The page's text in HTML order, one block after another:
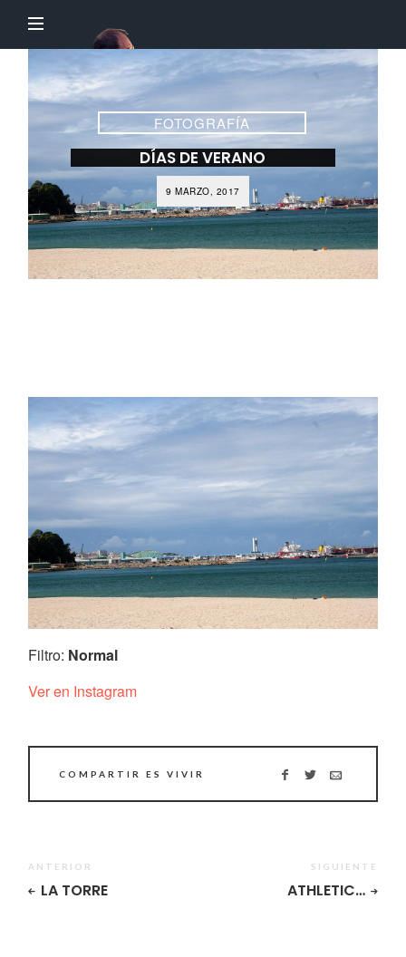
Profesor
Chillón
FOTOGRAFÍA
DÍAS DE VERANO
9 MARZO, 2017
Filtro: Normal
Ver en Instagram
COMPARTIR ES VIVIR
ANTERIOR
LA TORRE
SIGUIENTE
ATHLETIC…